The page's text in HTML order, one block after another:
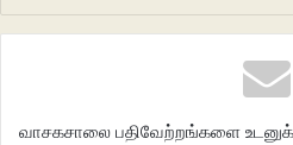
வாசகசாலை பதிவேற்றங்களை